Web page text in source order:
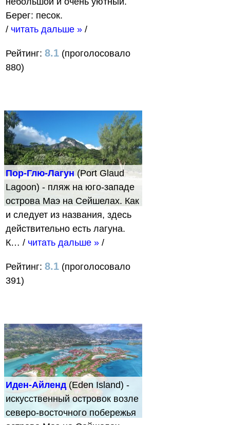
Берег: песок.
/ читать дальше » /
Рейтинг: 8.1 (проголосовало
880)
Пор-Глю-Лагун(Port Glaud
Lagoon) - пляж на юго-западе
острова Маэ на Сейшелах. Как
и следует из названия, здесь
действительно есть лагуна.
К… / читать дальше » /
Рейтинг: 8.1 (проголосовало
391)
Иден-Айленд(Eden Island) -
искусственный островок возле
северо-восточного побережья